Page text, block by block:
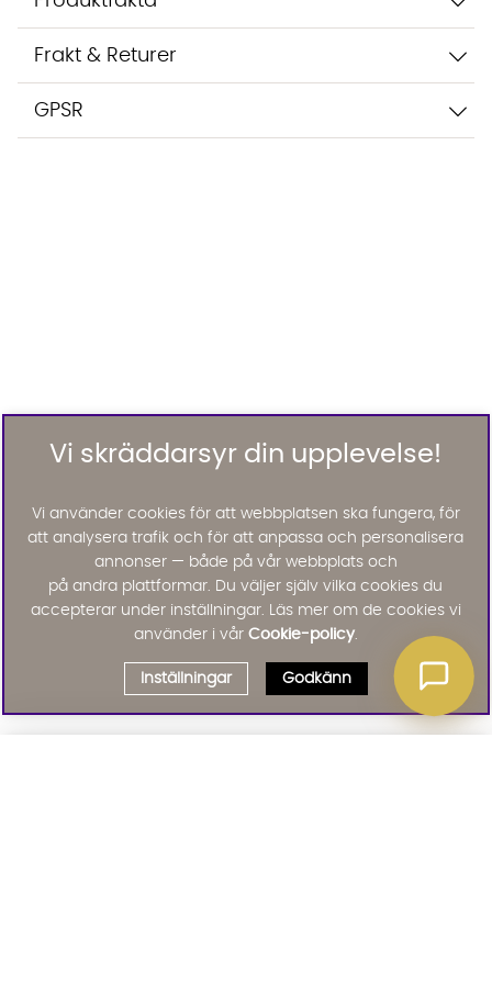
Frakt & Returer
GPSR
Vi skräddarsyr din upplevelse!
Vi använder cookies för att webbplatsen ska fungera, för
att analysera trafik och för att anpassa och personalisera
annonser — både på vår webbplats och
på andra plattformar. Du väljer själv vilka cookies du
accepterar under inställningar. Läs mer om de cookies vi
använder i vår Cookie-policy.
Inställningar Godkänn